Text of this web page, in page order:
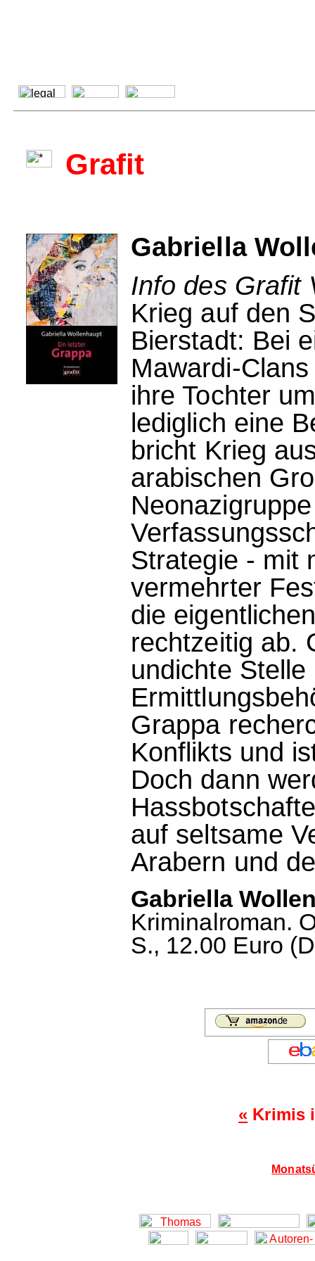
Grafit
Gabriella
Info des Grafit
Krieg auf den
Bierstadt: Bei
Mawardi-
ihre Tochter
lediglich eine
bricht Krieg
arabischen
Strategie - mit
vermehrter
die
rechtzeitig ab.
undichte
Grappa
Konflikts und
Doch dann
auf seltsame
Arabern und
Gabriella
Kriminalroman.
S., 12.00 Euro
« Krimis